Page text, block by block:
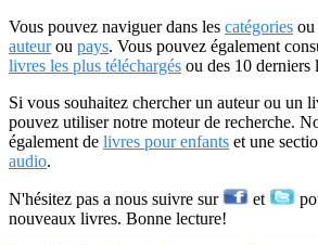
Vous pouvez naviguer dans les catégories ou
auteurou pays. Vous pouvez également
livres les plus téléchargés ou des 10 derniers
Si vous souhaitez chercher un auteur ou un
pouvez utiliser notre moteur de recherche.
également de livres pour enfants et une
audio.
N'hésitez pas a nous suivre sur et
nouveaux livres. Bonne lecture!